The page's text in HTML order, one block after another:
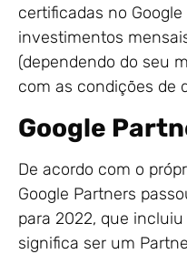
certificadas no
investimentos
(dependendo do seu
com as condições de
Google
De acordo com o
Google Partners
para 2022, que
significa ser um